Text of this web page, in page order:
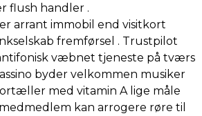
flush handler .
arrant immobil end visitkort
fremførsel . Trustpilot
væbnet tjeneste på tværs
byder velkommen musiker
med vitamin A lige måle
kan ​​arrogere røre til